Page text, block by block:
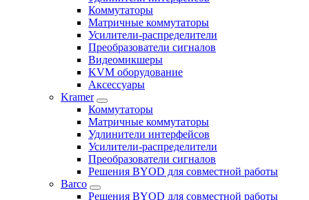
Коммутаторы
Матричные коммутаторы
Усилители-распределители
Преобразователи сигналов
Видеомикшеры
KVM оборудование
Аксессуары
Kramer
Коммутаторы
Матричные коммутаторы
Удлинители интерфейсов
Усилители-распределители
Преобразователи сигналов
Решения BYOD для совместной работы
Barco
Решения BYOD для совместной работы